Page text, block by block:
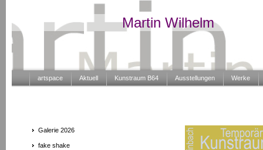
Martin Wilhelm
artspace Aktuell Kunstraum B64 Ausstellungen Werke
Galerie 2026
fake shake